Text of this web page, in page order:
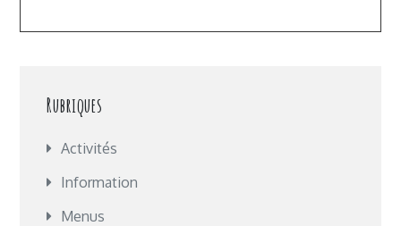
Rubriques
Activités
Information
Menus